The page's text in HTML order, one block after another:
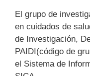
El grupo de
en cuidados de
de Investigación,
PAIDI(código de
el Sistema de